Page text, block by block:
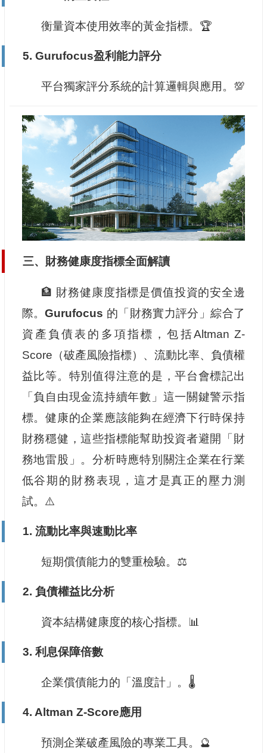
衡量資本使用效率的黃金指標。🏆
5. Gurufocus盈利能力評分
平台獨家評分系統的計算邏輯與應用。💯
三、財務健康度指標全面解讀
🏦 財務健康度指標是價值投資的安全邊
際。Gurufocus 的「財務實力評分」綜合了
資產負債表的多項指標，包括Altman Z-
Score（破產風險指標）、流動比率、負債權
益比等。特別值得注意的是，平台會標記出
「負自由現金流持續年數」這一關鍵警示指
標。健康的企業應該能夠在經濟下行時保持
財務穩健，這些指標能幫助投資者避開「財
務地雷股」。分析時應特別關注企業在行業
低谷期的財務表現，這才是真正的壓力測
試。⚠️
1. 流動比率與速動比率
短期償債能力的雙重檢驗。⚖️
2. 負債權益比分析
資本結構健康度的核心指標。📊
3. 利息保障倍數
企業償債能力的「溫度計」。🌡️
4. Altman Z-Score應用
預測企業破產風險的專業工具。🔮